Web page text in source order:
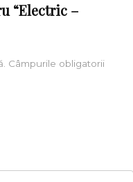
“Electric –
Câmpurile obligatorii